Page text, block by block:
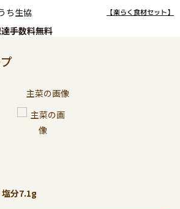
【楽らく食材セット】
塩分7.1g